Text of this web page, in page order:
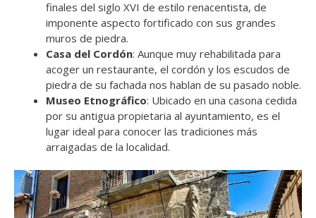
finales del siglo XVI de estilo renacentista, de
imponente aspecto fortificado con sus grandes
muros de piedra.
Casa del Cordón: Aunque muy rehabilitada para
acoger un restaurante, el cordón y los escudos de
piedra de su fachada nos hablan de su pasado noble.
Museo Etnográfico: Ubicado en una casona cedida
por su antigua propietaria al ayuntamiento, es el
lugar ideal para conocer las tradiciones más
arraigadas de la localidad.